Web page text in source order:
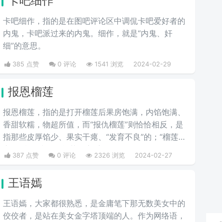
卡吧细作，指的是在图吧评论区中调侃卡吧爱好者的
内鬼，卡吧派过来的内鬼。细作，就是“内鬼、奸
细”的意思。
385 点赞 0 评论 1541 浏览 2024-02-29
报恩榴莲
报恩榴莲，指的是打开榴莲后果房饱满，内馅饱满、
香甜软糯，物超所值，而“报仇榴莲”则恰恰相反，是
指那些皮厚馅少、果实干瘪、“发育不良”的；“榴莲刺
客”则指那些会挑榴莲的高手。
387 点赞 0 评论 2326 浏览 2024-02-27
王语嫣
王语嫣，大家都很熟悉，是金庸笔下那无数美女中的
佼佼者，是站在美女金字塔顶端的人。作为网络语，